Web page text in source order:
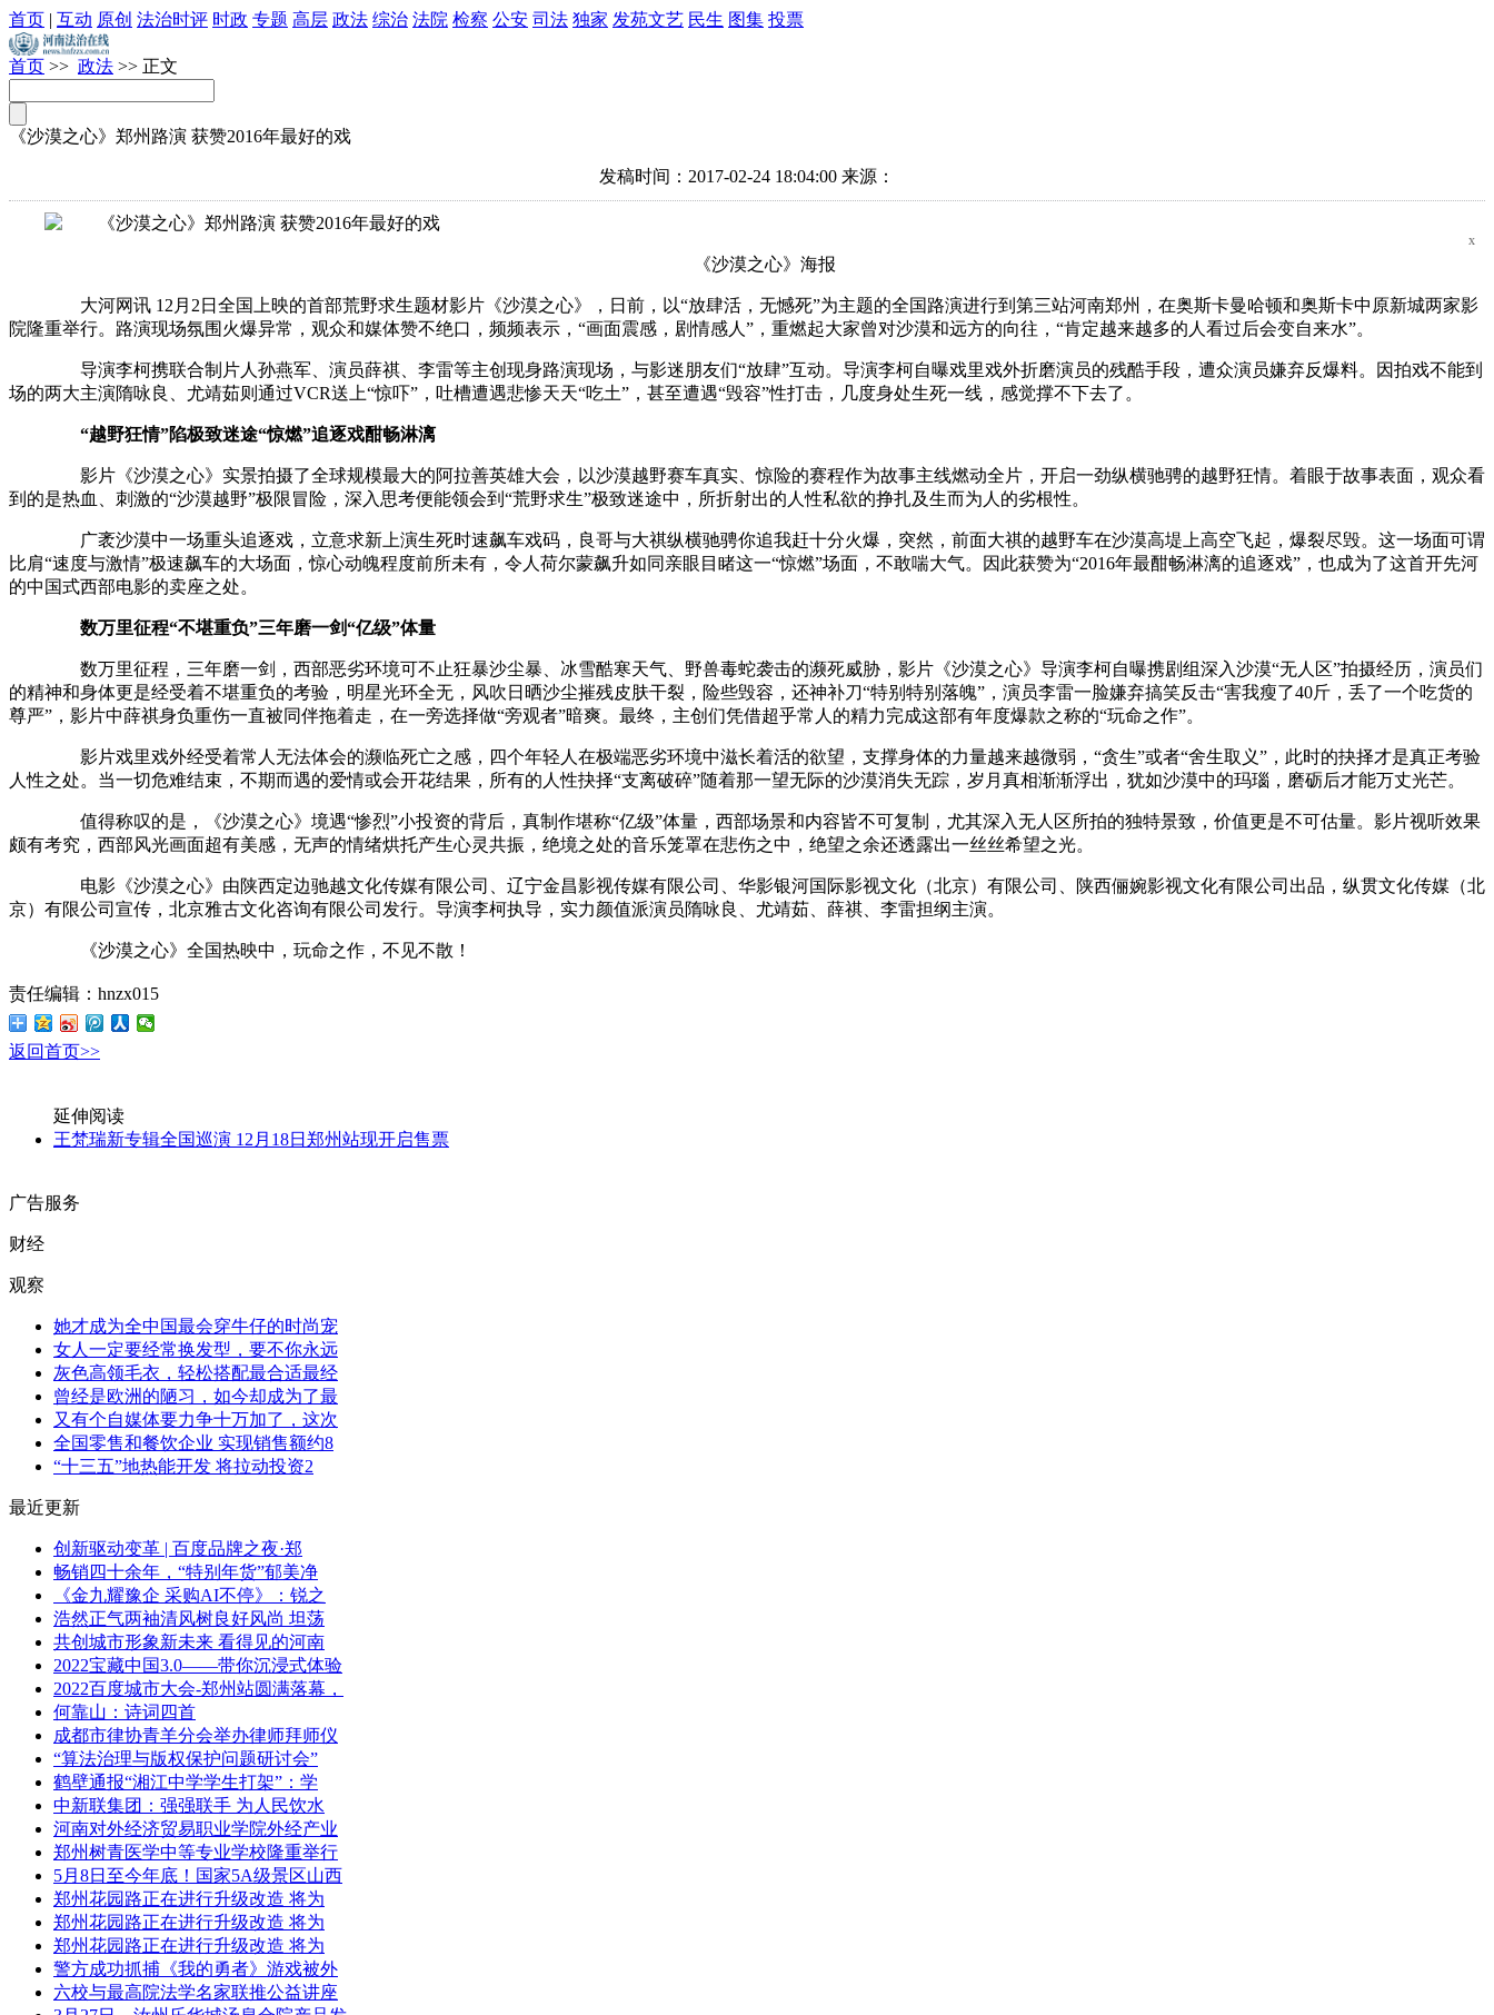
首页 | 互动 原创 法治时评 时政 专题 高层 政法 综治 法院 检察 公安 司法 独家 发苑文艺 民生 图集 投票
首页 >> 政法 >> 正文
《沙漠之心》郑州路演 获赞2016年最好的戏
发稿时间：2017-02-24 18:04:00 来源：
《沙漠之心》海报
大河网讯 12月2日全国上映的首部荒野求生题材影片《沙漠之心》，日前，以“放肆活，无憾死”为主题的全国路演进行到第三站河南郑州，在奥斯卡曼哈顿和奥斯卡中原新城两家影
院隆重举行。路演现场氛围火爆异常，观众和媒体赞不绝口，频频表示，“画面震感，剧情感人”，重燃起大家曾对沙漠和远方的向往，“肯定越来越多的人看过后会变自来水”。
导演李柯携联合制片人孙燕军、演员薛祺、李雷等主创现身路演现场，与影迷朋友们“放肆”互动。导演李柯自曝戏里戏外折磨演员的残酷手段，遭众演员嫌弃反爆料。因拍戏不能到
场的两大主演隋咏良、尤靖茹则通过VCR送上“惊吓”，吐槽遭遇悲惨天天“吃土”，甚至遭遇“毁容”性打击，几度身处生死一线，感觉撑不下去了。
“越野狂情”陷极致迷途“惊燃”追逐戏酣畅淋漓
影片《沙漠之心》实景拍摄了全球规模最大的阿拉善英雄大会，以沙漠越野赛车真实、惊险的赛程作为故事主线燃动全片，开启一劲纵横驰骋的越野狂情。着眼于故事表面，观众看
到的是热血、刺激的“沙漠越野”极限冒险，深入思考便能领会到“荒野求生”极致迷途中，所折射出的人性私欲的挣扎及生而为人的劣根性。
广袤沙漠中一场重头追逐戏，立意求新上演生死时速飙车戏码，良哥与大祺纵横驰骋你追我赶十分火爆，突然，前面大祺的越野车在沙漠高堤上高空飞起，爆裂尽毁。这一场面可谓
比肩“速度与激情”极速飙车的大场面，惊心动魄程度前所未有，令人荷尔蒙飙升如同亲眼目睹这一“惊燃”场面，不敢喘大气。因此获赞为“2016年最酣畅淋漓的追逐戏”，也成为了这首开先河
的中国式西部电影的卖座之处。
数万里征程“不堪重负”三年磨一剑“亿级”体量
数万里征程，三年磨一剑，西部恶劣环境可不止狂暴沙尘暴、冰雪酷寒天气、野兽毒蛇袭击的濒死威胁，影片《沙漠之心》导演李柯自曝携剧组深入沙漠“无人区”拍摄经历，演员们
的精神和身体更是经受着不堪重负的考验，明星光环全无，风吹日晒沙尘摧残皮肤干裂，险些毁容，还神补刀“特别特别落魄”，演员李雷一脸嫌弃搞笑反击“害我瘦了40斤，丢了一个吃货的
尊严”，影片中薛祺身负重伤一直被同伴拖着走，在一旁选择做“旁观者”暗爽。最终，主创们凭借超乎常人的精力完成这部有年度爆款之称的“玩命之作”。
影片戏里戏外经受着常人无法体会的濒临死亡之感，四个年轻人在极端恶劣环境中滋长着活的欲望，支撑身体的力量越来越微弱，“贪生”或者“舍生取义”，此时的抉择才是真正考验
人性之处。当一切危难结束，不期而遇的爱情或会开花结果，所有的人性抉择“支离破碎”随着那一望无际的沙漠消失无踪，岁月真相渐渐浮出，犹如沙漠中的玛瑙，磨砺后才能万丈光芒。
值得称叹的是，《沙漠之心》境遇“惨烈”小投资的背后，真制作堪称“亿级”体量，西部场景和内容皆不可复制，尤其深入无人区所拍的独特景致，价值更是不可估量。影片视听效果
颇有考究，西部风光画面超有美感，无声的情绪烘托产生心灵共振，绝境之处的音乐笼罩在悲伤之中，绝望之余还透露出一丝丝希望之光。
电影《沙漠之心》由陕西定边驰越文化传媒有限公司、辽宁金昌影视传媒有限公司、华影银河国际影视文化（北京）有限公司、陕西俪婉影视文化有限公司出品，纵贯文化传媒（北
京）有限公司宣传，北京雅古文化咨询有限公司发行。导演李柯执导，实力颜值派演员隋咏良、尤靖茹、薛祺、李雷担纲主演。
《沙漠之心》全国热映中，玩命之作，不见不散！
责任编辑：hnzx015
返回首页>>
延伸阅读
王梵瑞新专辑全国巡演 12月18日郑州站现开启售票
广告服务
财经
观察
她才成为全中国最会穿牛仔的时尚宠
女人一定要经常换发型，要不你永远
灰色高领毛衣，轻松搭配最合适最经
曾经是欧洲的陋习，如今却成为了最
又有个自媒体要力争十万加了，这次
全国零售和餐饮企业 实现销售额约8
“十三五”地热能开发 将拉动投资2
最近更新
创新驱动变革 | 百度品牌之夜·郑
畅销四十余年，“特别年货”郁美净
《金九耀豫企 采购AI不停》：锐之
浩然正气两袖清风树良好风尚 坦荡
共创城市形象新未来 看得见的河南
2022宝藏中国3.0——带你沉浸式体验
2022百度城市大会-郑州站圆满落幕，
何靠山：诗词四首
成都市律协青羊分会举办律师拜师仪
“算法治理与版权保护问题研讨会”
鹤壁通报“湘江中学学生打架”：学
中新联集团：强强联手 为人民饮水
河南对外经济贸易职业学院外经产业
郑州树青医学中等专业学校隆重举行
5月8日至今年底！国家5A级景区山西
郑州花园路正在进行升级改造 将为
郑州花园路正在进行升级改造 将为
郑州花园路正在进行升级改造 将为
警方成功抓捕《我的勇者》游戏被外
六校与最高院法学名家联推公益讲座
x